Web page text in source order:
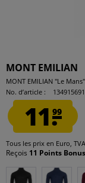
MONT EMILIAN
MONT EMILIAN "Le
No. d’article :
11.99
Tous les prix en Euro,
Reçois 11 Points